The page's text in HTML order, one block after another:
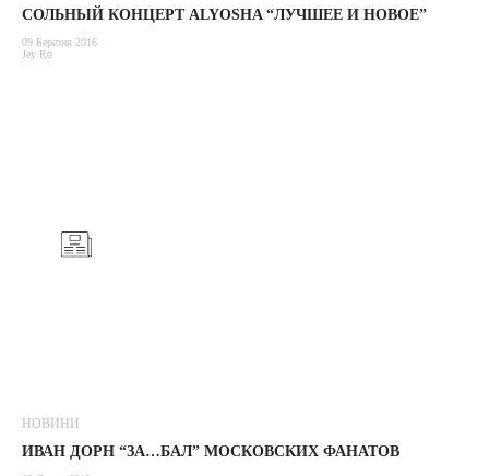
СОЛЬНЫЙ КОНЦЕРТ ALYOSHA “ЛУЧШЕЕ И НОВОЕ”
09 Березня 2016
Jey Ro
НОВИНИ
ИВАН ДОРН “ЗА…БАЛ” МОСКОВСКИХ ФАНАТОВ